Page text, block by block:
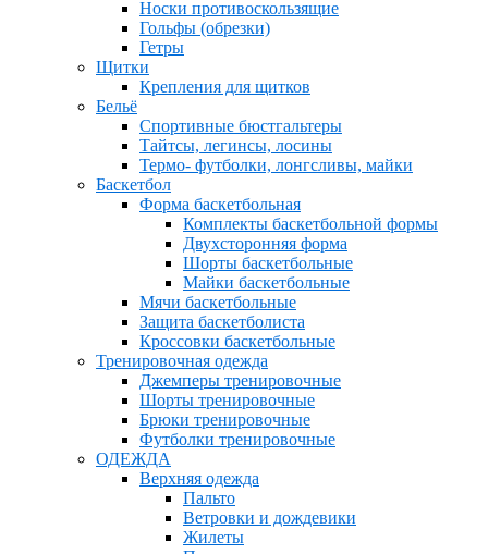
Носки противоскользящие
Гольфы (обрезки)
Гетры
Щитки
Крепления для щитков
Бельё
Спортивные бюстгальтеры
Тайтсы, легинсы, лосины
Термо- футболки, лонгсливы, майки
Баскетбол
Форма баскетбольная
Комплекты баскетбольной формы
Двухсторонняя форма
Шорты баскетбольные
Майки баскетбольные
Мячи баскетбольные
Защита баскетболиста
Кроссовки баскетбольные
Тренировочная одежда
Джемперы тренировочные
Шорты тренировочные
Брюки тренировочные
Футболки тренировочные
ОДЕЖДА
Верхняя одежда
Пальто
Ветровки и дождевики
Жилеты